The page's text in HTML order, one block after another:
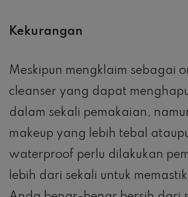
Kekurangan
Meskipun mengklaim sebagai
cleanser yang dapat
dalam sekali pemakaian,
makeup yang lebih tebal
waterproof perlu dilakukan
lebih dari sekali untuk